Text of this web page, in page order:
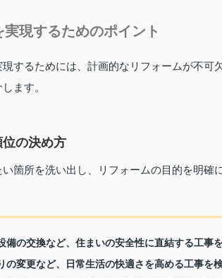
現するためのポイント
するためには、計画的なリフォームが不可
ます。
の決め方
箇所を洗い出し、リフォームの目的を明確
備の交換など、住まいの安全性に直結する工事
の変更など、日常生活の快適さを高める工事を検